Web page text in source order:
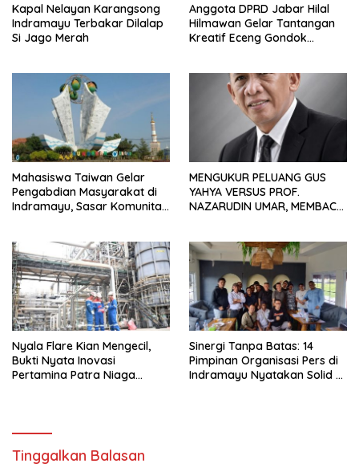
Kapal Nelayan Karangsong
Indramayu Terbakar Dilalap
Si Jago Merah
Anggota DPRD Jabar Hilal
Hilmawan Gelar Tantangan
Kreatif Eceng Gondok
Mahasiswa Taiwan Gelar
Pengabdian Masyarakat di
Indramayu, Sasar Komunitas
MENGUKUR PELUANG GUS
YAHYA VERSUS PROF.
NAZARUDIN UMAR, MEMBACA
Nyala Flare Kian Mengecil,
Bukti Nyata Inovasi
Pertamina Patra Niaga
Sinergi Tanpa Batas: 14
Pimpinan Organisasi Pers di
Indramayu Nyatakan Solid di
Tinggalkan Balasan